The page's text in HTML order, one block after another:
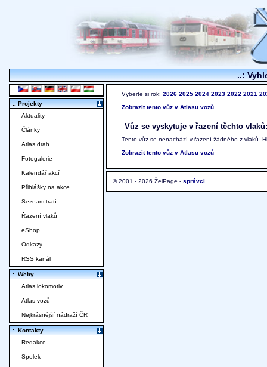
..:
Vyberte si rok: 2026 2025 2024 2023 2022 2021
Zobrazit tento vůz v Atlasu vozů
Vůz se vyskytuje v řazení těchto vlaků:
Tento vůz se nenachází v řazení žádného z vlaků.
Zobrazit tento vůz v Atlasu vozů
© 2001 - 2026 ŽelPage - správci
:. Projekty
Aktuality
Články
Atlas drah
Fotogalerie
Kalendář akcí
Přihlášky na akce
Seznam tratí
Řazení vlaků
eShop
Odkazy
RSS kanál
:. Weby
Atlas lokomotiv
Atlas vozů
Nejkrásnější nádraží ČR
:. Kontakty
Redakce
Spolek